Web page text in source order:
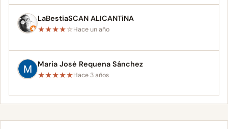
LaBestiaSCAN ALICANTiNA
★★★★☆Hace un año
Maria Josė Requena Sánchez
★★★★★Hace 3 años